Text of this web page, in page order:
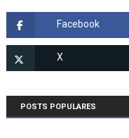
POSTS POPULARES